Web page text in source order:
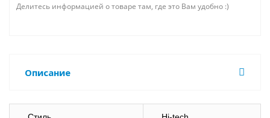
Делитесь информацией о товаре там, где это Вам удобно :)
Описание